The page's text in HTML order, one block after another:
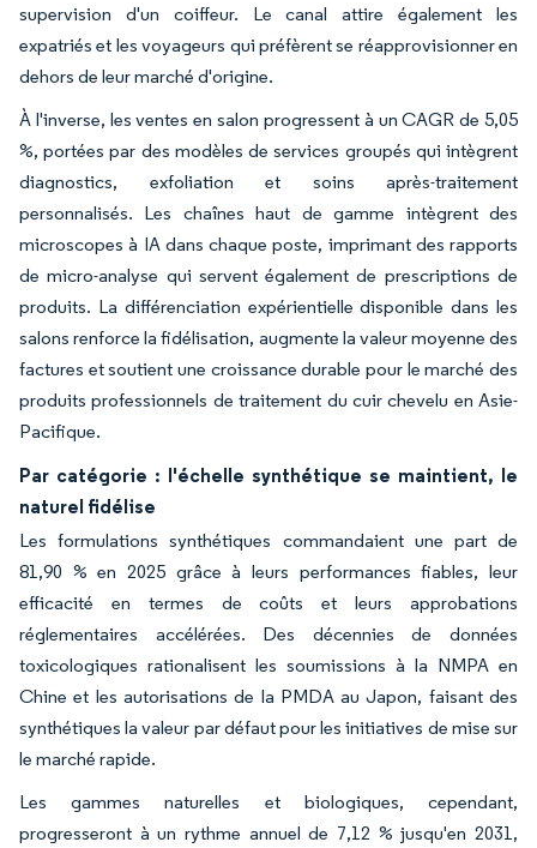
supervision d'un coiffeur. Le canal attire également les
expatriés et les voyageurs qui préfèrent se réapprovisionner en
dehors de leur marché d'origine.
À l'inverse, les ventes en salon progressent à un CAGR de 5,05
%, portées par des modèles de services groupés qui intègrent
diagnostics, exfoliation et soins après-traitement
personnalisés. Les chaînes haut de gamme intègrent des
microscopes à IA dans chaque poste, imprimant des rapports
de micro-analyse qui servent également de prescriptions de
produits. La différenciation expérientielle disponible dans les
salons renforce la fidélisation, augmente la valeur moyenne des
factures et soutient une croissance durable pour le marché des
produits professionnels de traitement du cuir chevelu en Asie-
Pacifique.
Par catégorie : l'échelle synthétique se maintient, le
naturel fidélise
Les formulations synthétiques commandaient une part de
81,90 % en 2025 grâce à leurs performances fiables, leur
efficacité en termes de coûts et leurs approbations
réglementaires accélérées. Des décennies de données
toxicologiques rationalisent les soumissions à la NMPA en
Chine et les autorisations de la PMDA au Japon, faisant des
synthétiques la valeur par défaut pour les initiatives de mise sur
le marché rapide.
Les gammes naturelles et biologiques, cependant,
progresseront à un rythme annuel de 7,12 % jusqu'en 2031,